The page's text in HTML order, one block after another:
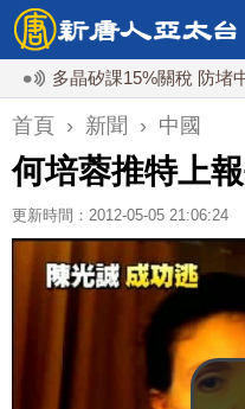
晶矽課15%關稅 防堵中共傾
首頁 › 新聞 › 中國
何培蓉推特上
更新時間：2012-05-05 21:06:24